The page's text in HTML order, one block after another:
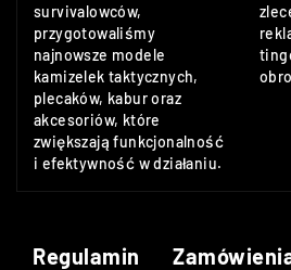
survivalowców,
przygotowaliśmy
najnowsze modele
kamizelek taktycznych,
plecaków, kabur oraz
akcesoriów, które
zwiększają funkcjonalność
i efektywność w działaniu.
Regulamin